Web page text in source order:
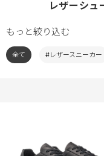
レザーシュ
もっと絞り込む
全て #レザースニーカー